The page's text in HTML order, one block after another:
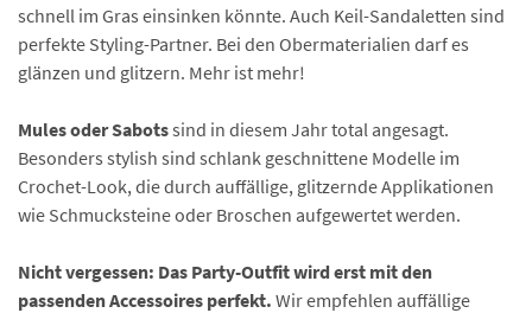
schnell im Gras einsinken könnte. Auch Keil-Sandaletten sind
perfekte Styling-Partner. Bei den Obermaterialien darf es
glänzen und glitzern. Mehr ist mehr!
Mules oder Sabotssind in diesem Jahr total angesagt.
Besonders stylish sind schlank geschnittene Modelle im
Crochet-Look, die durch auffällige, glitzernde Applikationen
wie Schmucksteine oder Broschen aufgewertet werden.
Nicht vergessen: Das Party-Outfit wird erst mit den
passenden Accessoires perfekt. Wir empfehlen auffällige